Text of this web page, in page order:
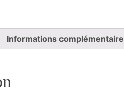
Informations